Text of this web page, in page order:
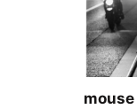
mouse